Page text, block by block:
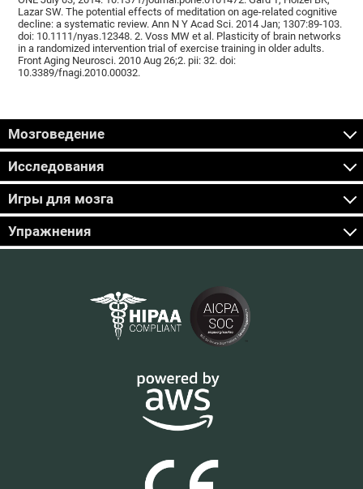
Lazar SW. The potential effects of meditation on age-related cognitive
decline: a systematic review. Ann N Y Acad Sci. 2014 Jan; 1307:89-103.
doi: 10.1111/nyas.12348. 2. Voss MW et al. Plasticity of brain networks
in a randomized intervention trial of exercise training in older adults.
Front Aging Neurosci. 2010 Aug 26;2. pii: 32. doi:
10.3389/fnagi.2010.00032.
Мозговедение
Исследования
Игры для мозга
Упражнения